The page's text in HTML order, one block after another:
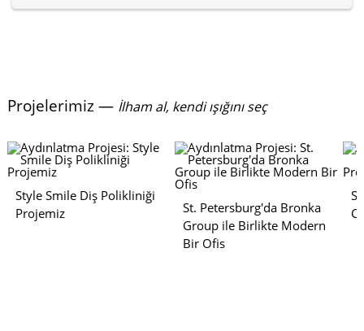
Projelerimiz — İlham al, kendi ışığını seç
Style Smile Diş Polikliniği
Projemiz
St. Petersburg'da Bronka
Group ile Birlikte Modern
Bir Ofis